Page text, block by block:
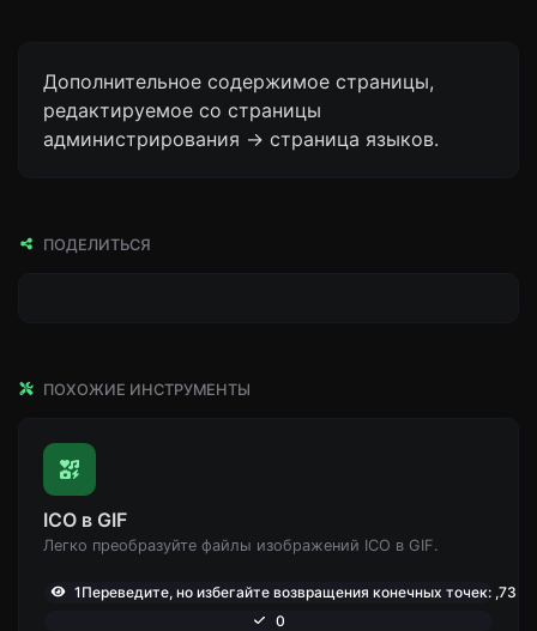
Дополнительное содержимое страницы,
редактируемое со страницы
администрирования -> страница языков.
ПОДЕЛИТЬСЯ
ПОХОЖИЕ ИНСТРУМЕНТЫ
ICO в GIF
Легко преобразуйте файлы изображений ICO в GIF.
1Переведите, но избегайте возвращения конечных точек: ,733
0